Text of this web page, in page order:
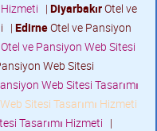
| DiyarbakırOtel ve
| EdirneOtel ve Pansiyon
Otel ve Pansiyon Web Sitesi
Web Sitesi
Web Sitesi Tasarımı
Sitesi Tasarımı Hizmeti
Tasarımı Hizmeti |